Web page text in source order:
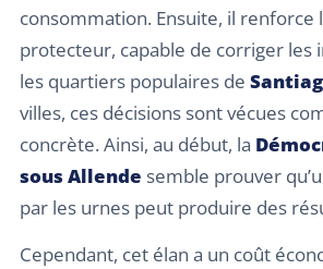
consommation. Ensuite, il renforce
protecteur, capable de corriger les
les quartiers populaires de
villes, ces décisions sont vécues
concrète. Ainsi, au début, la
sous Allende semble prouver
par les urnes peut produire des
Cependant, cet élan a un coût